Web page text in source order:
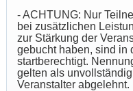
- ACHTUNG: Nur
bei zusätzlichen
zur Stärkung der
gebucht haben, sind in
startberechtigt.
gelten als
Veranstalter abgelehnt.